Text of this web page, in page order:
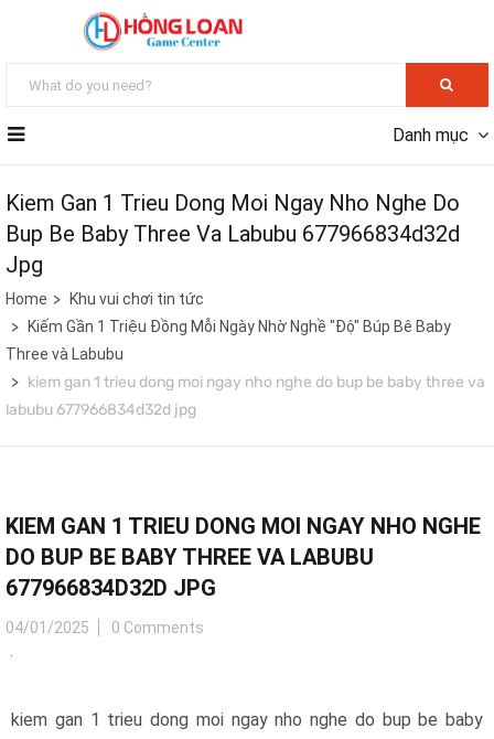
Danh mục
Kiem Gan 1 Trieu Dong Moi Ngay Nho Nghe Do
Bup Be Baby Three Va Labubu 677966834d32d
Jpg
Home
Khu vui chơi tin tức
Kiếm Gần 1 Triệu Đồng Mỗi Ngày Nhờ Nghề "Độ" Búp Bê Baby
Three và Labubu
kiem gan 1 trieu dong moi ngay nho nghe do bup be baby three va
labubu 677966834d32d jpg
KIEM GAN 1 TRIEU DONG MOI NGAY NHO NGHE
DO BUP BE BABY THREE VA LABUBU
677966834D32D JPG
04/01/2025 0 Comments
kiem gan 1 trieu dong moi ngay nho nghe do bup be baby